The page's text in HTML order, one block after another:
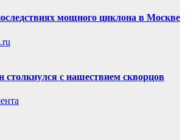
мощного циклона в Москве
столкнулся с нашествием скворцов